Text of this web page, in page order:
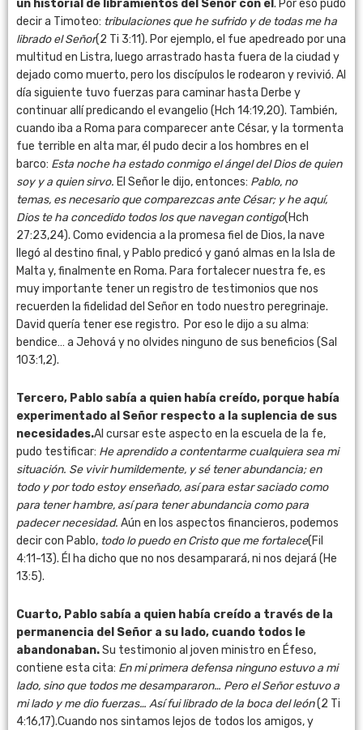
un historial de libramientos del Señor con él. Por eso pudo
decir a Timoteo: tribulaciones que he sufrido y de todas me ha
librado el Señor(2 Ti 3:11). Por ejemplo, el fue apedreado por una
multitud en Listra, luego arrastrado hasta fuera de la ciudad y
dejado como muerto, pero los discípulos le rodearon y revivió. Al
día siguiente tuvo fuerzas para caminar hasta Derbe y
continuar allí predicando el evangelio (Hch 14:19,20). También,
cuando iba a Roma para comparecer ante César, y la tormenta
fue terrible en alta mar, él pudo decir a los hombres en el
barco: Esta noche ha estado conmigo el ángel del Dios de quien
soy y a quien sirvo. El Señor le dijo, entonces: Pablo, no
temas, es necesario que comparezcas ante César; y he aquí,
Dios te ha concedido todos los que navegan contigo(Hch
27:23,24). Como evidencia a la promesa fiel de Dios, la nave
llegó al destino final, y Pablo predicó y ganó almas en la Isla de
Malta y, finalmente en Roma. Para fortalecer nuestra fe, es
muy importante tener un registro de testimonios que nos
recuerden la fidelidad del Señor en todo nuestro peregrinaje.
David quería tener ese registro. Por eso le dijo a su alma:
bendice… a Jehová y no olvides ninguno de sus beneficios (Sal
103:1,2).
Tercero, Pablo sabía a quien había creído, porque había
experimentado al Señor respecto a la suplencia de sus
necesidades.Al cursar este aspecto en la escuela de la fe,
pudo testificar: He aprendido a contentarmecualquiera sea mi
situación. Se vivir humildemente, y sé tener abundancia; en
todo y por todo estoy enseñado, así para estar saciado como
para tener hambre, así para tener abundancia como para
padecer necesidad. Aún en los aspectos financieros, podemos
decir con Pablo, todo lo puedo en Cristo que me fortalece(Fil
4:11-13). Él ha dicho que no nos desamparará, ni nos dejará (He
13:5).
Cuarto, Pablo sabía a quien había creído a través de la
permanencia del Señor a su lado, cuando todos le
abandonaban.Su testimonio al joven ministro en Éfeso,
contiene esta cita: En mi primera defensa ninguno estuvo a mi
lado, sino que todos me desampararon… Pero el Señor estuvo a
mi lado y me dio fuerzas… Así fui librado de la boca del león(2 Ti
4:16,17).Cuando nos sintamos lejos de todos los amigos, y